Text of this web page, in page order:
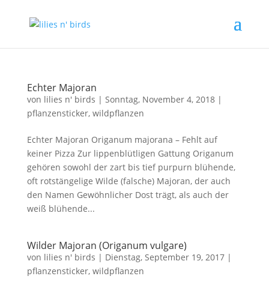
Echter Majoran
von lilies n' birds | Sonntag, November 4, 2018|
pflanzensticker, wildpflanzen
Echter Majoran Origanum majorana – Fehlt auf
keiner Pizza Zur lippenblütligen Gattung Origanum
gehören sowohl der zart bis tief purpurn blühende,
oft rotstängelige Wilde (falsche) Majoran, der auch
den Namen Gewöhnlicher Dost trägt, als auch der
weiß blühende...
Wilder Majoran (Origanum vulgare)
von lilies n' birds | Dienstag, September 19, 2017|
pflanzensticker, wildpflanzen